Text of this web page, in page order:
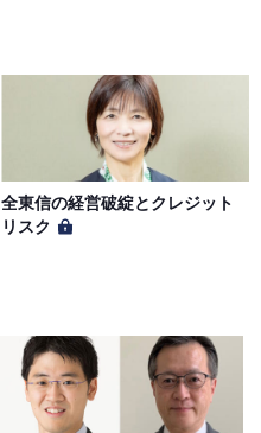
全東信の経営破綻とクレジット
リスク